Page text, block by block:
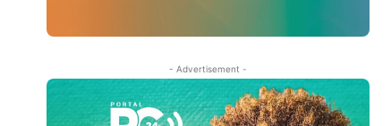
- Advertisement -